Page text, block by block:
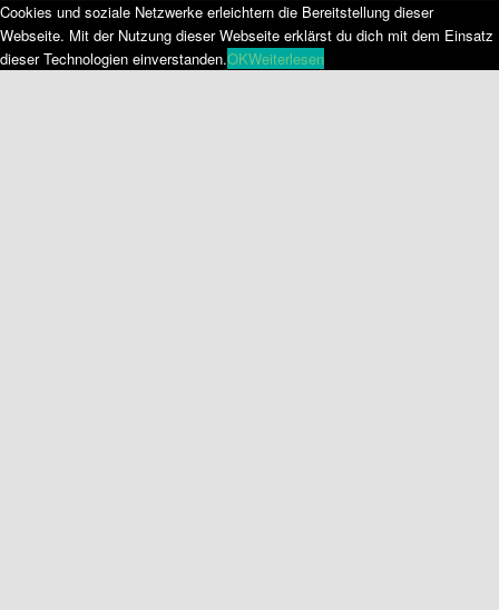
Cookies und soziale Netzwerke erleichtern die Bereitstellung dieser
Webseite. Mit der Nutzung dieser Webseite erklärst du dich mit dem Einsatz
dieser Technologien einverstanden.OKWeiterlesen